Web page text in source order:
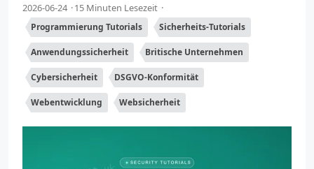
2026-06-24 15 Minuten Lesezeit
Programmierung Tutorials Sicherheits-Tutorials
Anwendungssicherheit Britische Unternehmen
Cybersicherheit DSGVO-Konformität
Webentwicklung Websicherheit